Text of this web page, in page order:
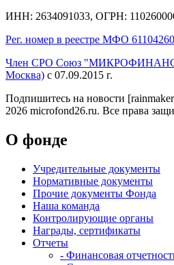
ИНН: 2634091033, ОГРН:
Рег. номер в реестре МФО
Член СРО Союз
Москва) с 07.09.2015 г.
Подпишитесь на новости
2026 microfond26.ru. Все права
О фонде
Учредительные документы
Нормативные документы
Прочие документы Фонда
Наша команда
Контролирующие органы
Награды, сертификаты
Отчеты
- Финансовая